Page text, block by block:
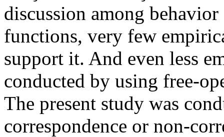
discussion among
functions, very few
support it. And even less
conducted by using free-
The present study was
correspondence or non-